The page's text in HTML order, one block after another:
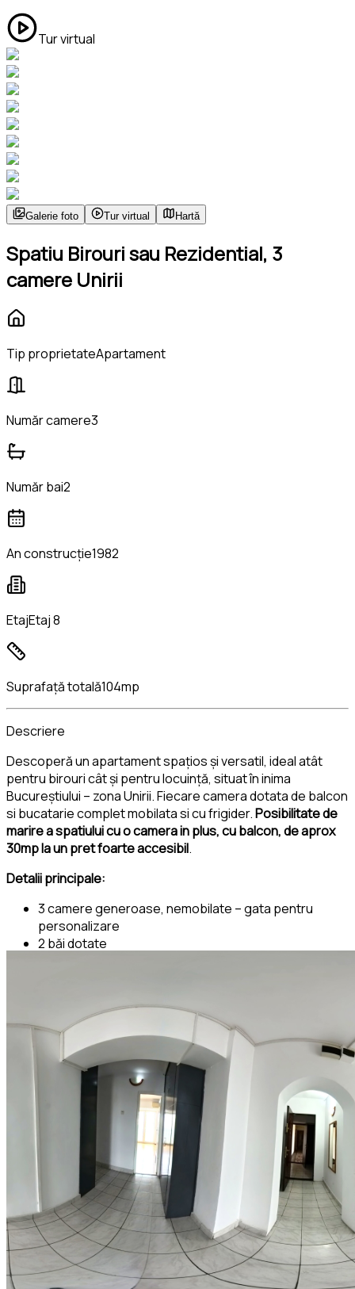
Tur virtual
Galerie foto Tur virtual Hartă
Spatiu Birouri sau Rezidential, 3
camere Unirii
Tip proprietateApartament
Număr camere3
Număr bai2
An construcție1982
EtajEtaj 8
Suprafață totală104mp
Descriere
Descoperă un apartament spațios și versatil, ideal atât
pentru birouri cât și pentru locuință, situat în inima
Bucureștiului – zona Unirii. Fiecare camera dotata de balcon
si bucatarie complet mobilata si cu frigider.Posibilitate de
marire a spatiului cu o camera in plus, cu balcon, de aprox
30mp la un pret foarte accesibil.
Detalii principale:
3 camere generoase, nemobilate – gata pentru
personalizare
2 băi dotate
Locație premium:la câțiva pași de Piața Unirii, cu acces facil
la metrou, mijloace de transport, restaurante și instituții.
Ideal pentru:firme, cabinete, freelanceri, dar și pentru
rezidență personală
Disponibil imediat
VIB Imobiliare